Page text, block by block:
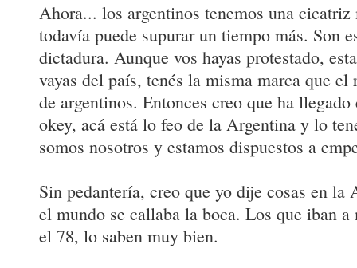
Ahora... los argentinos tenemos una cicatriz
todavía puede supurar un tiempo más. Son
dictadura. Aunque vos hayas protestado,
vayas del país, tenés la misma marca que
de argentinos. Entonces creo que ha
okey, acá está lo feo de la Argentina y lo
somos nosotros y estamos dispuestos a
Sin pedantería, creo que yo dije cosas en la
el mundo se callaba la boca. Los que iban
el 78, lo saben muy bien.